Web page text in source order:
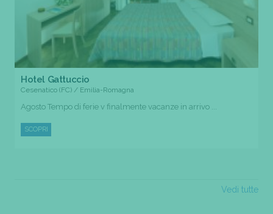
Hotel Gattuccio
Cesenatico (FC) / Emilia-Romagna
Agosto Tempo di ferie v finalmente vacanze in arrivo ...
SCOPRI
Vedi tutte